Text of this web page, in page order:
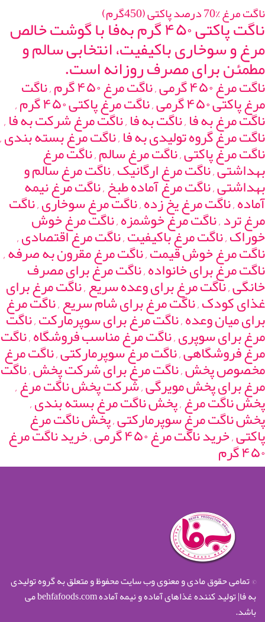
ناگت مرغ %70 درصد پاکتی (450گرم) ناگت پاکتی ۴۵۰ گرم به‌فا با گوشت خالص
مرغ و سوخاری باکیفیت، انتخابی سالم و
مطمئن برای مصرف روزانه است.
ناگت مرغ ۴۵۰ گرمی , ناگت مرغ ۴۵۰ گرم , ناگت
مرغ پاکتی ۴۵۰ گرمی , ناگت مرغ پاکتی ۴۵۰ گرم ,
ناگت مرغ به فا , ناگت به فا , ناگت مرغ شرکت به فا ,
ناگت مرغ گروه تولیدی به فا , ناگت مرغ بسته بندی ,
ناگت مرغ پاکتی , ناگت مرغ سالم , ناگت مرغ
بهداشتی , ناگت مرغ ارگانیک , ناگت مرغ سالم و
بهداشتی , ناگت مرغ آماده طبخ , ناگت مرغ نیمه
آماده , ناگت مرغ یخ زده , ناگت مرغ سوخاری , ناگت
مرغ ترد , ناگت مرغ خوشمزه , ناگت مرغ خوش
خوراک , ناگت مرغ باکیفیت , ناگت مرغ اقتصادی ,
ناگت مرغ خوش قیمت , ناگت مرغ مقرون به صرفه ,
ناگت مرغ برای خانواده , ناگت مرغ برای مصرف
خانگی , ناگت مرغ برای وعده سریع , ناگت مرغ برای
غذای کودک , ناگت مرغ برای شام سریع , ناگت مرغ
برای میان وعده , ناگت مرغ برای سوپرمارکت , ناگت
مرغ برای سوپری , ناگت مرغ مناسب فروشگاه , ناگت
مرغ فروشگاهی , ناگت مرغ سوپرمارکتی , ناگت مرغ
مخصوص پخش , ناگت مرغ برای شرکت پخش , ناگت
مرغ برای پخش مویرگی , شرکت پخش ناگت مرغ ,
پخش ناگت مرغ , پخش ناگت مرغ بسته بندی ,
پخش ناگت مرغ سوپرمارکتی , پخش ناگت مرغ
پاکتی , خرید ناگت مرغ ۴۵۰ گرمی , خرید ناگت مرغ
۴۵۰ گرم
© تمامی حقوق مادی و معنوی وب سایت محفوظ و متعلق به گروه تولیدی
به فا| تولید کننده غذاهای آماده و نیمه آماده behfafoods.com می
باشد.